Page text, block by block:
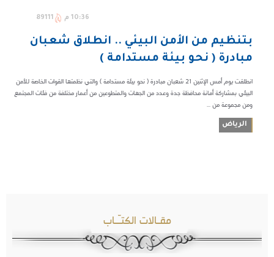
10:36 م 89111
بتنظيم من الأمن البيئي .. انطلاق شعبان
مبادرة ( نحو بيئة مستدامة )
انطلقت يوم أمس الإثنين 21 شعبان مبادرة ( نحو بيئة مستدامة ) والتي نظمتها القوات الخاصة للأمن
البيئي بمشاركة أمانة محافظة جدة وعدد من الجهات والمتطوعين من أعمار مختلفة من فئات المجتمع
ومن مجموعة من ...
الرياض
مقـالات الكتـّـاب